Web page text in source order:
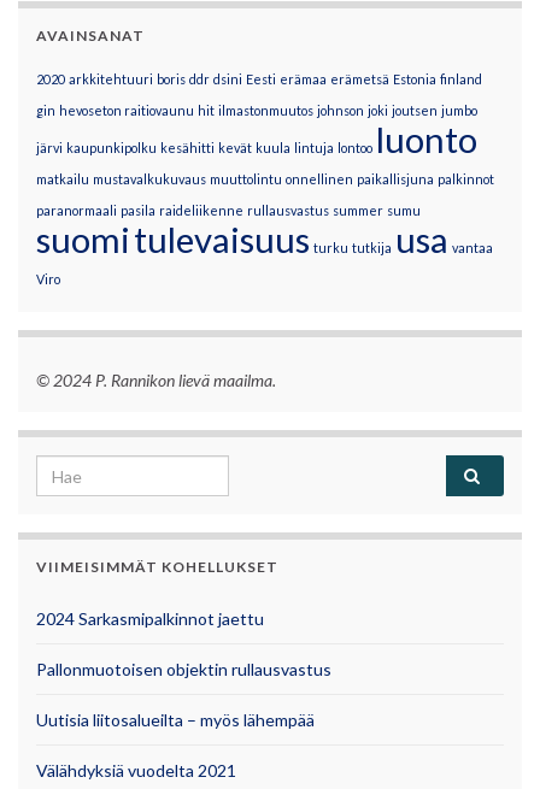
AVAINSANAT
2020 arkkitehtuuri boris ddr dsini Eesti erämaa erämetsä Estonia finland
gin hevoseton raitiovaunu hit ilmastonmuutos johnson joki joutsen jumbo
järvi kaupunkipolku kesähitti kevät kuula lintuja lontoo luonto
matkailu mustavalkukuvaus muuttolintu onnellinen paikallisjuna palkinnot
paranormaali pasila raideliikenne rullausvastus summer sumu
suomitulevaisuus turku tutkija usa vantaa
Viro
© 2024 P. Rannikon lievä maailma.
Search for:
VIIMEISIMMÄT KOHELLUKSET
2024 Sarkasmipalkinnot jaettu
Pallonmuotoisen objektin rullausvastus
Uutisia liitosalueilta – myös lähempää
Välähdyksiä vuodelta 2021